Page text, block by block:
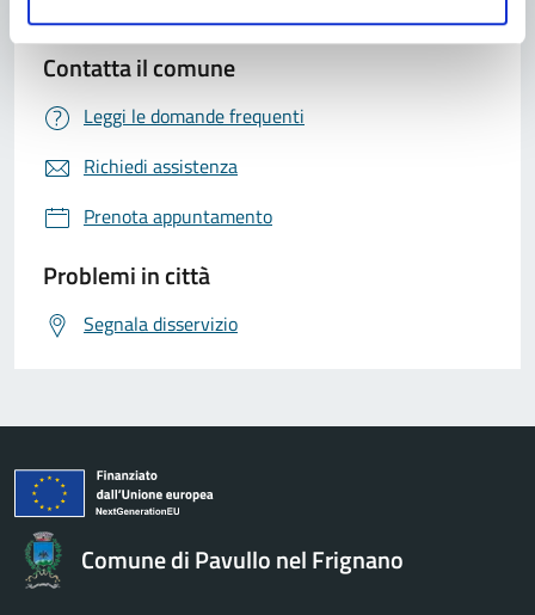
Contatta il comune
Leggi le domande frequenti
Richiedi assistenza
Prenota appuntamento
Problemi in città
Segnala disservizio
Comune di Pavullo nel Frignano